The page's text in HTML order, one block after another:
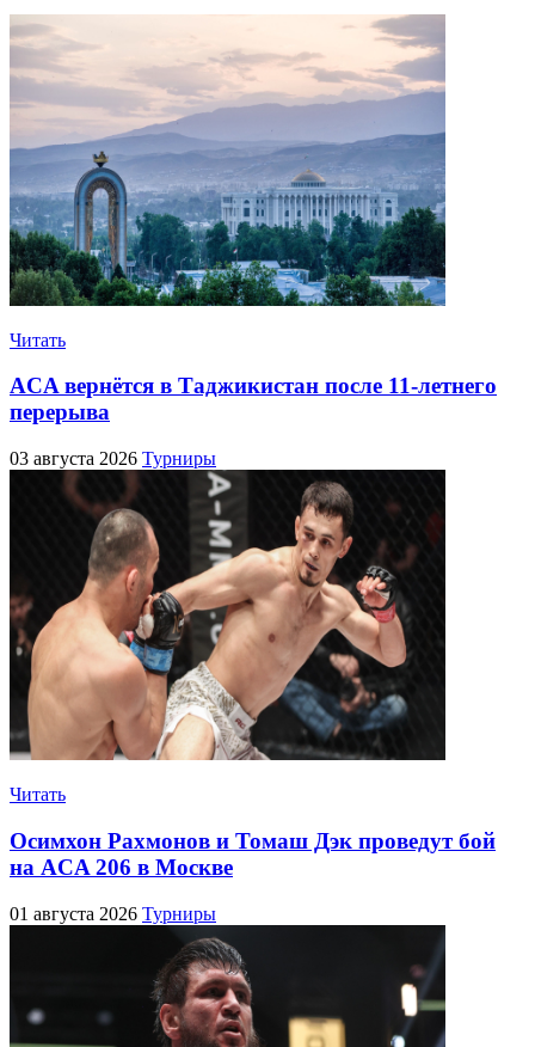
Читать
ACA вернётся в Таджикистан после 11-летнего
перерыва
03 августа 2026 Турниры
Читать
Осимхон Рахмонов и Томаш Дэк проведут бой
на ACA 206 в Москве
01 августа 2026 Турниры